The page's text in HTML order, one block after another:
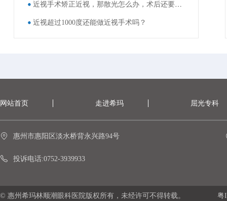
近视手术矫正近视，那散光怎么办，术后还要戴眼镜吗？
近视超过1000度还能做近视手术吗？
网站首页 走进希玛 屈光专科
惠州市惠阳区淡水桥背永兴路94号
投诉电话:0752-3939933
© 惠州希玛林顺潮眼科医院版权所有，未经许可不得转载。 粤